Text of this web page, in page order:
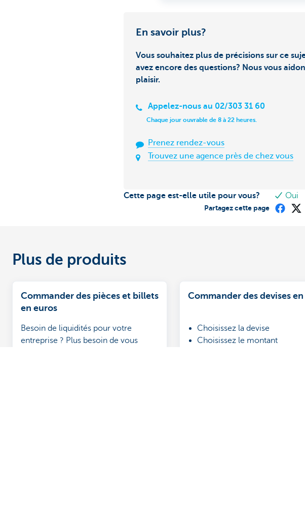
En savoir plus?
Vous souhaitez plus de précisions sur ce
avez encore des questions? Nous vous
plaisir.
Appelez-nous au 02/303 31 60
Chaque jour ouvrable de 8 à 22 heures.
Prenez rendez-vous
Trouvez une agence près de chez vous
Cette page est-elle utile pour vous? Oui
Partagez cette page
Plus de produits
Commander des pièces et billets
en euros
Besoin de liquidités pour votre
entreprise ? Plus besoin de vous
Commander des devises
Choisissez la devise
Choisissez le montant